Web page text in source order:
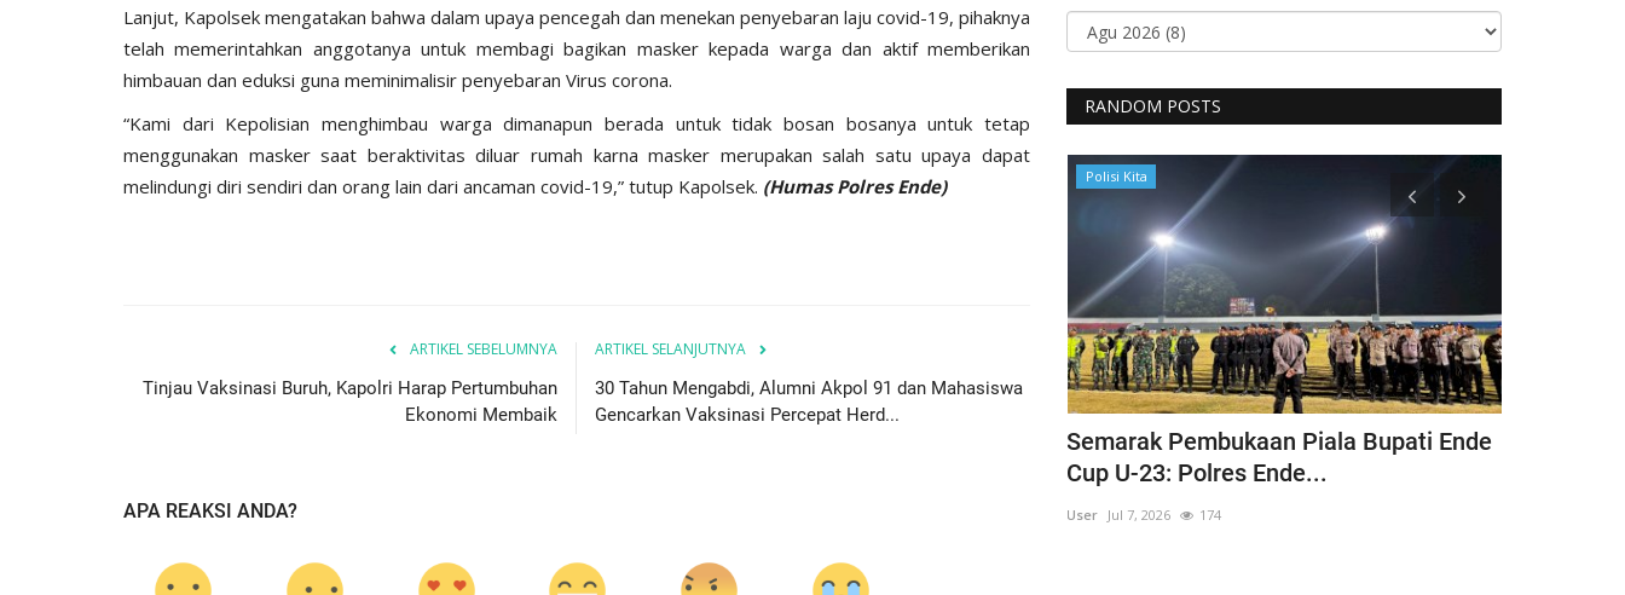
Lanjut, Kapolsek mengatakan bahwa dalam upaya pencegah dan menekan penyebaran laju covid-19, pihaknya
telah memerintahkan anggotanya untuk membagi bagikan masker kepada warga dan aktif memberikan
himbauan dan eduksi guna meminimalisir penyebaran Virus corona.
“Kami dari Kepolisian menghimbau warga dimanapun berada untuk tidak bosan bosanya untuk tetap
menggunakan masker saat beraktivitas diluar rumah karna masker merupakan salah satu upaya dapat
melindungi diri sendiri dan orang lain dari ancaman covid-19,” tutup Kapolsek. (Humas Polres Ende)
ARTIKEL SEBELUMNYA
Tinjau Vaksinasi Buruh, Kapolri Harap Pertumbuhan
Ekonomi Membaik
ARTIKEL SELANJUTNYA
30 Tahun Mengabdi, Alumni Akpol 91 dan Mahasiswa
Gencarkan Vaksinasi Percepat Herd...
APA REAKSI ANDA?
RANDOM POSTS
BERANDA
Polri Untuk Masyarakat, Polres Ende
User Sep 16, 2025
mendistribusikan Bantuan Kemanusiaan...
Polisi Kita
Semarak Pembukaan Piala Bupati Ende
Cup U-23: Polres Ende...
User Jul 7, 2026 174